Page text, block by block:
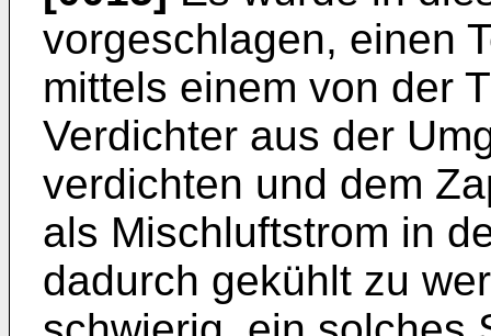
vorgeschlagen, einen
mittels einem von der
Verdichter aus der
verdichten und dem
als Mischluftstrom in
dadurch gekühlt zu